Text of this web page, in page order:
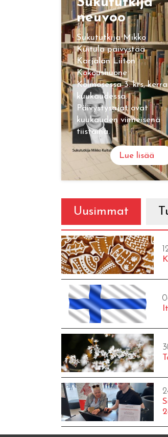
neu­voo
Sukututkija Mikko
Kuitula päivystää
Karjalan Liiton
Kokoushuone
Kolmosessa 3. krs,
kuukaudessa.
Päivystysajat ovat
kuukauden viimeisenä
tiistaina.
Lue lisää
Uusimmat